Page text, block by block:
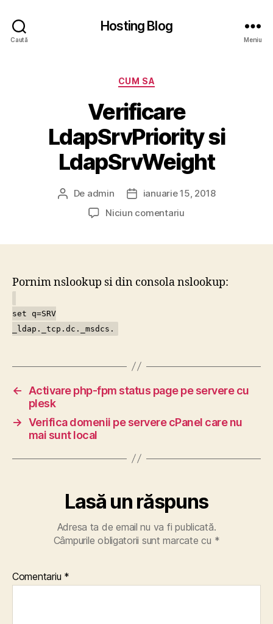
Caută
Hosting Blog
Meniu
Categorii
CUM SA
Verificare
LdapSrvPriority si
LdapSrvWeight
Autor
articol
De admin
Datăianuarie 15, 2018
Niciun comentariula
Pornim nslookup si din consola nslookup:
set q=SRV
_ldap._tcp.dc._msdcs.
←
Activare php-fpm status page pe servere cu
plesk
→ Verifica domenii pe servere cPanel care nu
mai sunt local
Lasă un răspuns
Adresa ta de email nu va fi publicată.
Câmpurile obligatorii sunt marcate cu *
Comentariu *